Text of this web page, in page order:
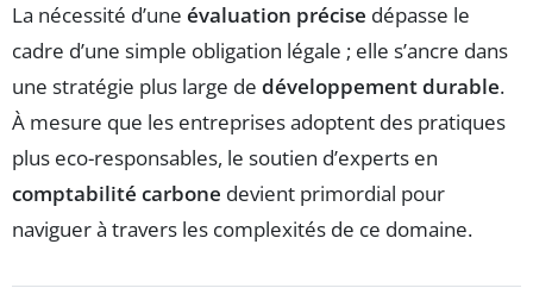
La nécessité d’une évaluation précise dépasse le
cadre d’une simple obligation légale ; elle s’ancre dans
une stratégie plus large de développement durable.
À mesure que les entreprises adoptent des pratiques
plus eco-responsables, le soutien d’experts en
comptabilité carbone devient primordial pour
naviguer à travers les complexités de ce domaine.